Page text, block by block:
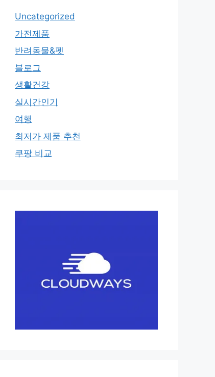
Uncategorized
가전제품
반려동물&펫
블로그
생활건강
실시간인기
여행
최저가 제품 추천
쿠팡 비교